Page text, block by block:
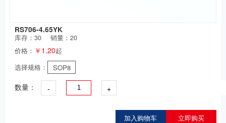
RS706-4.65YK
库存：30
销量：20
价格： ￥1.20起
选择规格：
SOP8
数量： - +
加入购物车 立即购买